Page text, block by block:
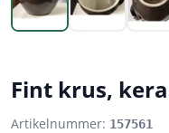
Fint krus,
Artikelnummer: 157561